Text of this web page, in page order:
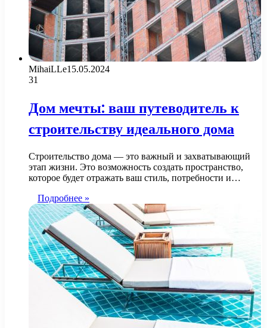
MihaiLLe15.05.2024
31
Дом мечты: ваш путеводитель к
строительству идеального дома
Строительство дома — это важный и захватывающий
этап жизни. Это возможность создать пространство,
которое будет отражать ваш стиль, потребности и…
Подробнее »